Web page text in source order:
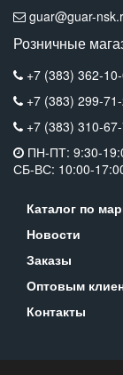
guar@guar-
Розничные
+7 (383) 362-10-
+7 (383) 299-
+7 (383) 310-
ПН-ПТ: 9:30-
СБ-ВС: 10:00-
Каталог по
Новости
Заказы
Оптовым
Контакты